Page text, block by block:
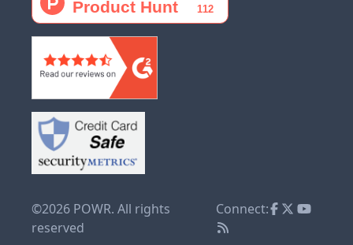
©2026 POWR. All rights
reserved
Connect: